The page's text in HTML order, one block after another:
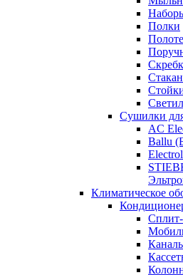
Полки
Сушилки
AC
Ballu
Климатическое